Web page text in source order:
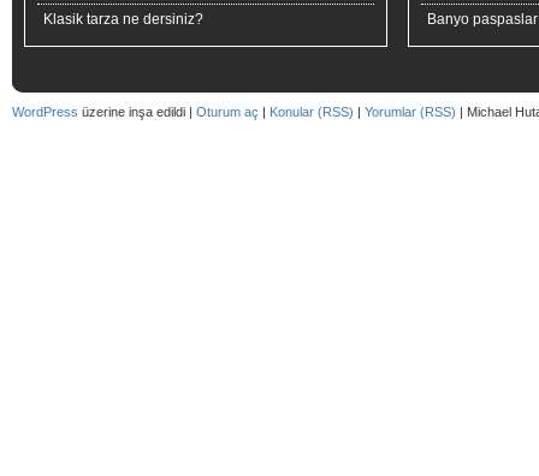
Klasik tarza ne dersiniz?
Banyo
WordPress üzerine inşa edildi | Oturum aç | Konular (RSS) | Yorumlar (RSS) | Michael